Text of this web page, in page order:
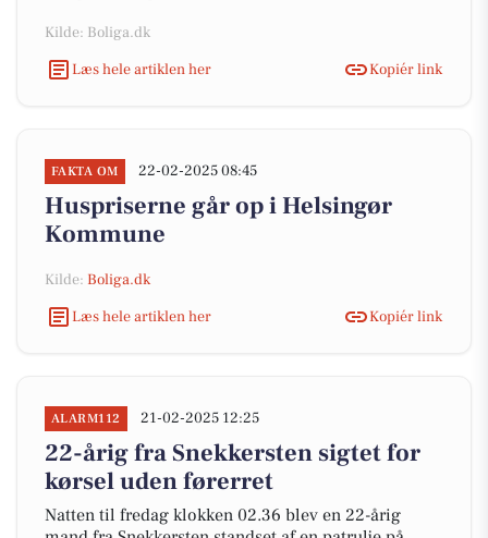
Kilde: Boliga.dk
Læs hele artiklen her
Kopiér link
FAKTA OM 22-02-2025 08:45
Huspriserne går op i Helsingør
Kommune
Kilde: Boliga.dk
Læs hele artiklen her
Kopiér link
ALARM112 21-02-2025 12:25
22-årig fra Snekkersten sigtet for
kørsel uden førerret
Natten til fredag klokken 02.36 blev en 22-årig